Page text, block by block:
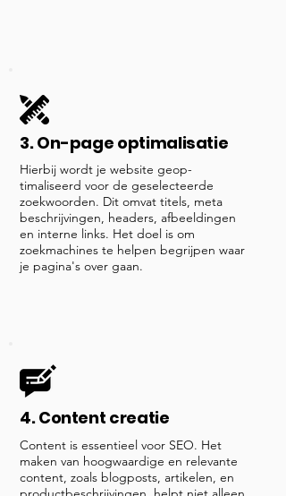
3. On-page optimalisatie
Hierbij wordt je website geop-
timaliseerd voor de geselecteerde
zoekwoorden. Dit omvat titels, meta
beschrijvingen, headers, afbeeldingen
en interne links. Het doel is om
zoekmachines te helpen begrijpen waar
je pagina's over gaan.
4. Content creatie
Content is essentieel voor SEO. Het
maken van hoogwaardige en relevante
content, zoals blogposts, artikelen, en